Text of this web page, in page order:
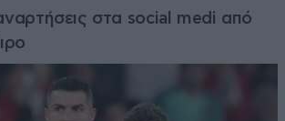
στα social medi από